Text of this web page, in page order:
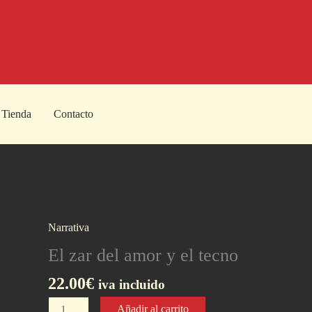
Tienda Contacto
Narrativa
El zar del amor y el tecno
22.00€ iva incluido
Añadir al carrito